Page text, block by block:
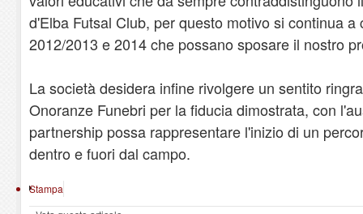
d'Elba Futsal Club, per questo motivo si continua
2012/2013 e 2014 che possano sposare il nostro
La società desidera infine rivolgere un sentito
Onoranze Funebri per la fiducia dimostrata, con
partnership possa rappresentare l'inizio di un
dentro e fuori dal campo.
Stampa